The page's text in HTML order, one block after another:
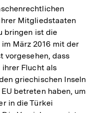
Mitgliedstaaten
bringen ist die
März 2016 mit der
vorgesehen, dass
ihrer Flucht als
griechischen Inseln
betreten haben, um
in die Türkei